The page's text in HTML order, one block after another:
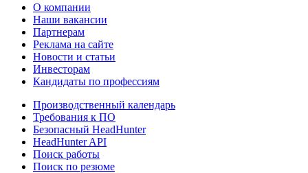
О компании
Наши вакансии
Партнерам
Реклама на сайте
Новости и статьи
Инвесторам
Кандидаты по профессиям
Производственный календарь
Требования к ПО
Безопасный HeadHunter
HeadHunter API
Поиск работы
Поиск по резюме